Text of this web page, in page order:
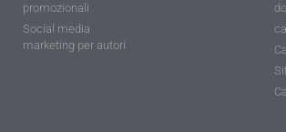
promozionali
Social media
marketing per autori